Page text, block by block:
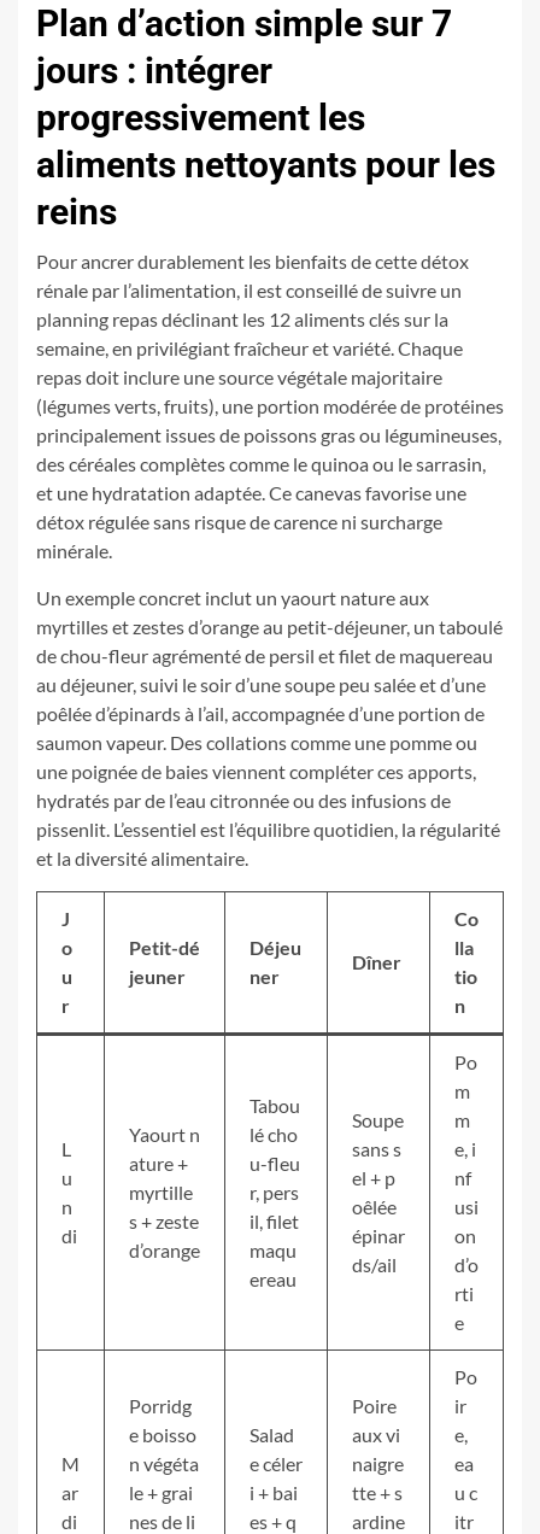
Plan d’action simple sur 7
jours : intégrer
progressivement les
aliments nettoyants pour les
reins
Pour ancrer durablement les bienfaits de cette détox
rénale par l’alimentation, il est conseillé de suivre un
planning repas déclinant les 12 aliments clés sur la
semaine, en privilégiant fraîcheur et variété. Chaque
repas doit inclure une source végétale majoritaire
(légumes verts, fruits), une portion modérée de protéines
principalement issues de poissons gras ou légumineuses,
des céréales complètes comme le quinoa ou le sarrasin,
et une hydratation adaptée. Ce canevas favorise une
détox régulée sans risque de carence ni surcharge
minérale.
Un exemple concret inclut un yaourt nature aux
myrtilles et zestes d’orange au petit-déjeuner, un taboulé
de chou-fleur agrémenté de persil et filet de maquereau
au déjeuner, suivi le soir d’une soupe peu salée et d’une
poêlée d’épinards à l’ail, accompagnée d’une portion de
saumon vapeur. Des collations comme une pomme ou
une poignée de baies viennent compléter ces apports,
hydratés par de l’eau citronnée ou des infusions de
pissenlit. L’essentiel est l’équilibre quotidien, la régularité
et la diversité alimentaire.
J
o
u
r
Petit-dé
jeuner
Déjeu
ner
Dîner
Co
lla
tio
n
L
u
n
di
Yaourt n
ature +
myrtille
s + zeste
d’orange
Tabou
lé cho
u-fleu
r, pers
il, filet
maqu
ereau
Soupe
sans s
el + p
oêlée
épinar
ds/ail
Po
m
m
e, i
nf
usi
on
d’o
rti
e
M
ar
di
Porridg
e boisso
n végéta
le + grai
nes de li
Salad
e céler
i + bai
es + q
Poire
aux vi
naigre
tte + s
ardine
Po
ir
e,
ea
u c
itr